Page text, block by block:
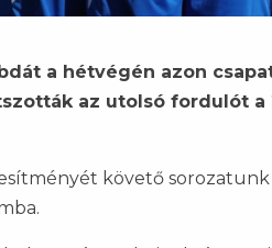
a hétvégén azon
az utolsó fordulót a
követő sorozatunk